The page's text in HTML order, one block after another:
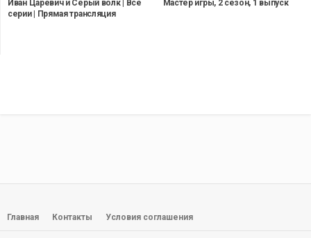
Иван Царевич и Серый волк | Все
серии | Прямая трансляция
Мастер игры, 2 сезон, 1 выпуск
Главная Контакты Условия соглашения